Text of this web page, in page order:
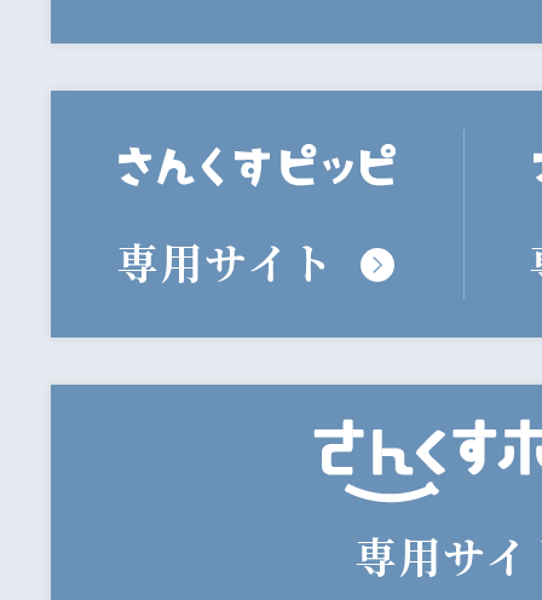
専用サイト
専用サ